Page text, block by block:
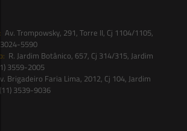
Av. Trompowsky, 291, Torre II, Cj 1104/1105,
5590
R. Jardim Botânico, 657, Cj 314/315, Jardim
3559-2005
Brigadeiro Faria Lima, 2012, Cj 104, Jardim
3539-9036